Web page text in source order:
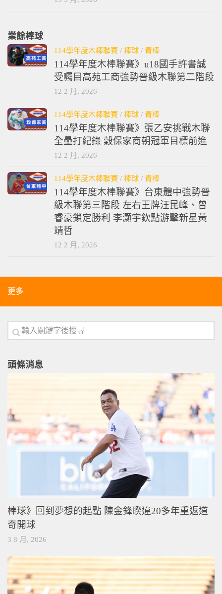
業餘棒球
114學年度木棒聯賽 / 棒球 / 青棒
114學年度木棒聯賽》u18國手許書誠
受囑目高苑工商強勢晉級木聯第二階段
12 2 月, 2026
114學年度木棒聯賽 / 棒球 / 青棒
114學年度木棒聯賽》張乙安挑戰木聯
全壘打紀錄 穀保家商朝冠軍目標前進
12 2 月, 2026
114學年度木棒聯賽 / 棒球 / 青棒
114學年度木棒聯賽》台東體中強勢晉
級木聯第三階段 左右王牌汪昆峰、曾
睿豪鎖定勝利 李灝宇欽點游擊新星黃
靖哲
12 2 月, 2026
更多
頭條消息
棒球》回到夢想的起點 陳金鋒睽違20多年重返道
奇開球
3 8 月, 2026